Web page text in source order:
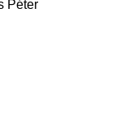
Péter